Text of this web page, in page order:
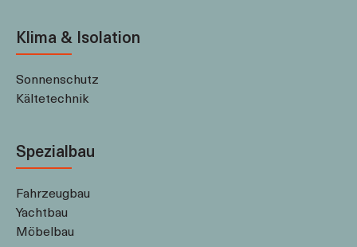
Klima & Isolation
Sonnenschutz
Kältetechnik
Spezialbau
Fahrzeugbau
Yachtbau
Möbelbau